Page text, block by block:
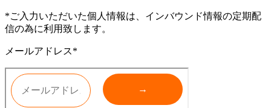
*ご入力いただいた個人情報は、インバウンド情報の定期配
信の為に利用致します。
メールアドレス*